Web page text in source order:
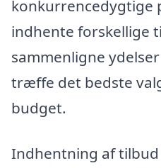
konkurrencedygtige
indhente forskellige
sammenligne
træffe det bedste
budget.
Indhentning af tilbud